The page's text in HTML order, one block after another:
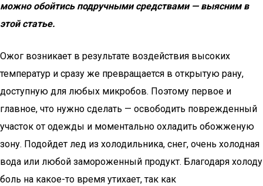
можно обойтись подручными средствами — выясним в
этой статье.
Ожог возникает в результате воздействия высоких
температур и сразу же превращается в открытую рану,
доступную для любых микробов. Поэтому первое и
главное, что нужно сделать — освободить поврежденный
участок от одежды и моментально охладить обожженую
зону. Подойдет лед из холодильника, снег, очень холодная
вода или любой замороженный продукт. Благодаря холоду
боль на какое-то время утихает, так как